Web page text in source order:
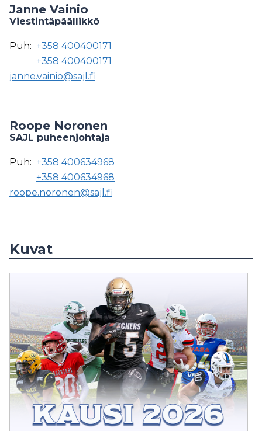
Janne Vainio
Viestintäpäällikkö
Puh: +358 400400171
+358 400400171
janne.vainio@sajl.fi
Roope Noronen
SAJL puheenjohtaja
Puh: +358 400634968
+358 400634968
roope.noronen@sajl.fi
Kuvat